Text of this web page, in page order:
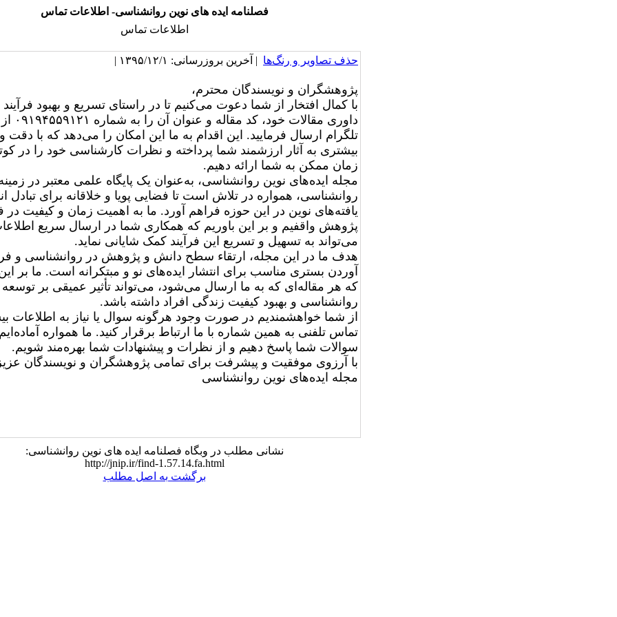
فصلنامه ایده های نوین روانشناسی- اطلاعات تماس
اطلاعات تماس
حذف تصاویر و رنگ‌ها | آخرین بروزرسانی: ۱۳۹۵/۱۲/۱ |
پژوهشگران و نویسندگان محترم،
با کمال افتخار از شما دعوت می‌کنیم تا در راستای تسریع و بهبود
داوری
تلگرام ارسال فرمایید. این اقدام به ما این امکان را می‌دهد که با
بیشتری به آثار ارزشمند شما پرداخته و نظرات کارشناسی خود را در
زمان ممکن به شما ارائه دهیم.
مجله ایده‌های نوین روانشناسی، به‌عنوان یک پایگاه علمی معتبر در
روانشناسی، همواره در تلاش است تا فضایی پویا و خلاقانه برای تبادل
یافته‌های نوین در این حوزه فراهم آورد. ما به اهمیت زمان و کیفیت در
پژوهش واقفیم و بر این باوریم که همکاری شما در ارسال سریع
می‌تواند به تسهیل و تسریع این فرآیند کمک شایانی نماید.
هدف ما در این مجله، ارتقاء سطح دانش و پژوهش در روانشناسی و
آوردن بستری مناسب برای انتشار ایده‌های نو و مبتکرانه است. ما بر
که هر مقاله‌ای که به ما ارسال می‌شود، می‌تواند تأثیر عمیقی بر
روانشناسی و بهبود کیفیت زندگی افراد داشته باشد.
از شما خواهشمندیم در صورت وجود هرگونه سوال یا نیاز به اطلاعات
تماس تلفنی به همین شماره با ما ارتباط برقرار کنید. ما همواره آماده‌ایم
سوالات شما پاسخ دهیم و از نظرات و پیشنهادات شما بهره‌مند شویم.
با آرزوی موفقیت و پیشرفت برای تمامی پژوهشگران و نویسندگان
مجله ایده‌های نوین روانشناسی
نشانی مطلب در وبگاه فصلنامه ایده های نوین روانشناسی:
http://jnip.ir/find-1.57.14.fa.html
برگشت به اصل مطلب